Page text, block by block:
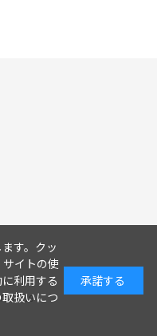
す。クッ
イトの使
利用する
扱いにつ
承諾する